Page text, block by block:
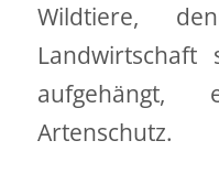
Wildtiere,
Landwirtschaft
Artenschutz.